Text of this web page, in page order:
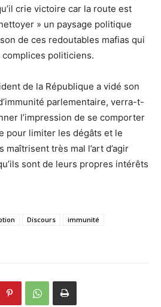
crie victoire car la route est
» un paysage politique
de ces redoutables mafias qui
politiciens.
de la République a vidé son
parlementaire, verra-t-
l’impression de se comporter
pour limiter les dégâts et le
très mal l’art d’agir
sont de leurs propres intérêts
Discours
immunité